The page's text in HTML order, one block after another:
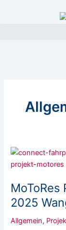
2025
Allgemein,
MoToRes
Projekt
Meeting
Mai
Wangerland